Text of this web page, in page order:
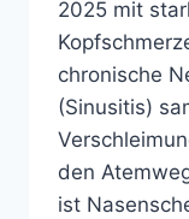
2025 mit
chronische
(Sinusitis)
den
ist